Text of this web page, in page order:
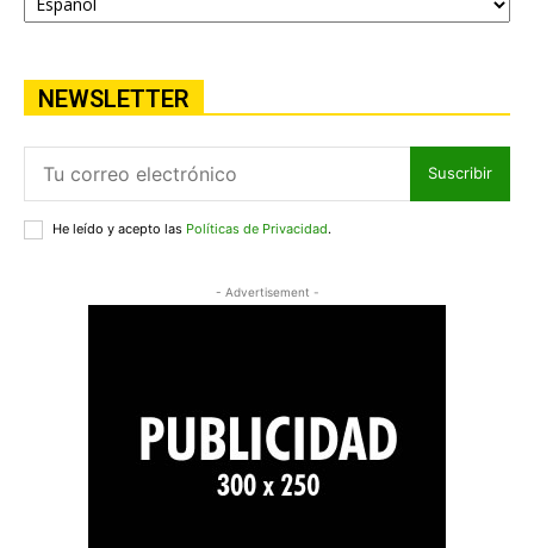
NEWSLETTER
Suscribir
He leído y acepto las Políticas de Privacidad.
- Advertisement -